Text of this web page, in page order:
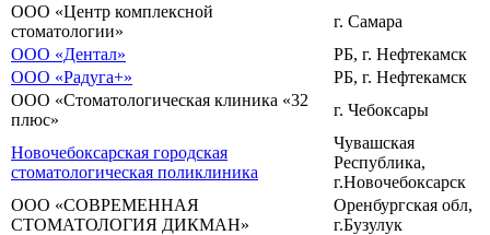
ООО «Центр комплексной
стоматологии»
г. Самара
ООО «Дентал»
РБ, г. Нефтекамск
ООО «Радуга+»
РБ, г. Нефтекамск
OOO «Стоматологическая клиника «32
плюс»
г. Чебоксары
Новочебоксарская городская
стоматологическая поликлиника
Чувашская
Республика,
г.Новочебоксарск
ООО «СОВРЕМЕННАЯ
СТОМАТОЛОГИЯ ДИКМАН»
Оренбургская обл,
г.Бузулук